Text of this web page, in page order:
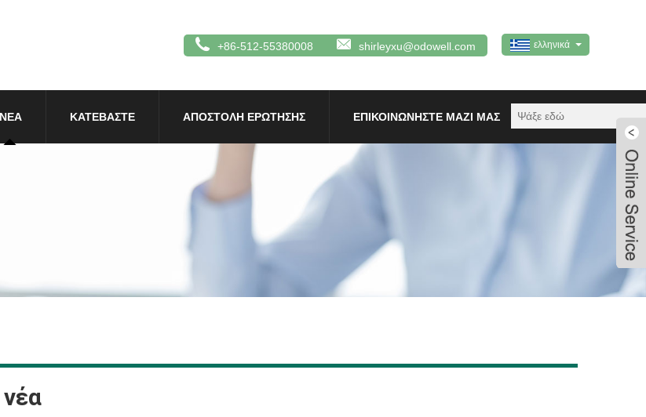
ελληνικά
+86-512-55380008 shirleyxu@odowell.com
ΝΈΑ ΚΑΤΕΒΆΣΤΕ ΑΠΟΣΤΟΛΉ ΕΡΏΤΗΣΗΣ ΕΠΙΚΟΙΝΩΝΉΣΤΕ ΜΑΖΊ ΜΑΣ
νέα